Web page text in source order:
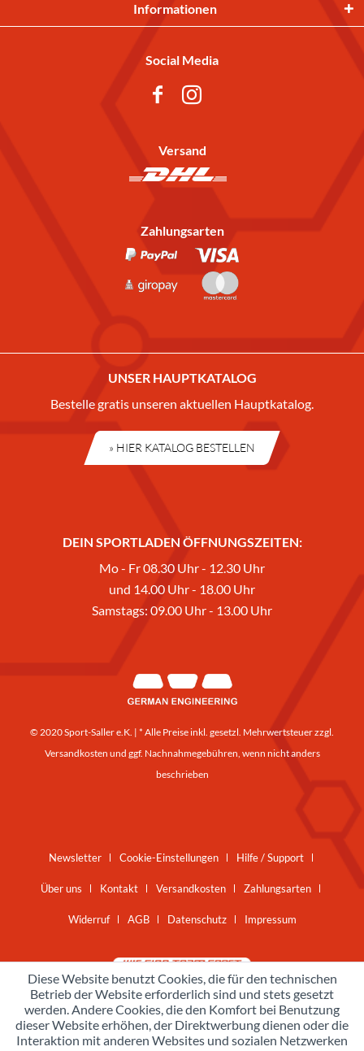
Informationen
Social Media
Versand
Zahlungsarten
UNSER HAUPTKATALOG
Bestelle gratis unseren aktuellen Hauptkatalog.
» HIER KATALOG BESTELLEN
DEIN SPORTLADEN ÖFFNUNGSZEITEN:
Mo - Fr 08.30 Uhr - 12.30 Uhr
und 14.00 Uhr - 18.00 Uhr
Samstags: 09.00 Uhr - 13.00 Uhr
© 2020 Sport-Saller e.K. | * Alle Preise inkl. gesetzl. Mehrwertsteuer zzgl.
Versandkosten und ggf. Nachnahmegebühren, wenn nicht anders
beschrieben
Newsletter Cookie-Einstellungen Hilfe / Support
Über uns Kontakt Versandkosten Zahlungsarten
Widerruf AGB Datenschutz Impressum
Diese Website benutzt Cookies, die für den technischen
Betrieb der Website erforderlich sind und stets gesetzt
werden. Andere Cookies, die den Komfort bei Benutzung
dieser Website erhöhen, der Direktwerbung dienen oder die
Interaktion mit anderen Websites und sozialen Netzwerken